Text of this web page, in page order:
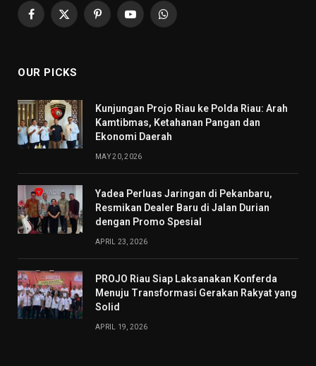
Facebook
X
PinterestYouTubeWhatsApp
OUR PICKS
Kunjungan Projo Riau ke Polda Riau: Arah
Kamtibmas, Ketahanan Pangan dan
Ekonomi Daerah
MAY 20, 2026
Yadea Perluas Jaringan di Pekanbaru,
Resmikan Dealer Baru di Jalan Durian
dengan Promo Spesial
APRIL 23, 2026
PROJO Riau Siap Laksanakan Konferda
Menuju Transformasi Gerakan Rakyat yang
Solid
APRIL 19, 2026